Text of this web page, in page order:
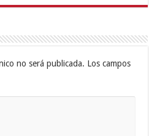
no será publicada. Los campos